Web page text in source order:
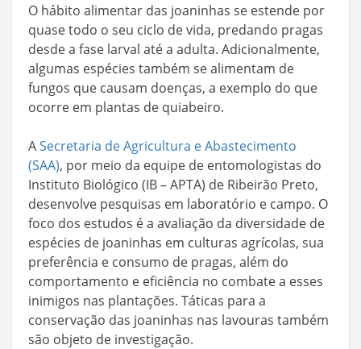
O hábito alimentar das joaninhas se estende por
quase todo o seu ciclo de vida, predando pragas
desde a fase larval até a adulta. Adicionalmente,
algumas espécies também se alimentam de
fungos que causam doenças, a exemplo do que
ocorre em plantas de quiabeiro.
ASecretaria de Agricultura e Abastecimento
(SAA), por meio da equipe de entomologistas do
Instituto Biológico (IB – APTA) de Ribeirão Preto,
desenvolve pesquisas em laboratório e campo. O
foco dos estudos é a avaliação da diversidade de
espécies de joaninhas em culturas agrícolas, sua
preferência e consumo de pragas, além do
comportamento e eficiência no combate a esses
inimigos nas plantações. Táticas para a
conservação das joaninhas nas lavouras também
são objeto de investigação.